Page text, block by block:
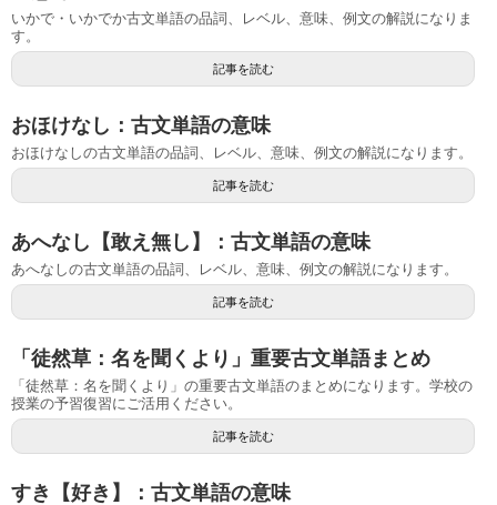
いかで・いかでか古文単語の品詞、レベル、意味、例文の解説になりま
す。
記事を読む
おほけなし：古文単語の意味
おほけなしの古文単語の品詞、レベル、意味、例文の解説になります。
記事を読む
あへなし【敢え無し】：古文単語の意味
あへなしの古文単語の品詞、レベル、意味、例文の解説になります。
記事を読む
「徒然草：名を聞くより」重要古文単語まとめ
「徒然草：名を聞くより」の重要古文単語のまとめになります。学校の
授業の予習復習にご活用ください。
記事を読む
すき【好き】：古文単語の意味